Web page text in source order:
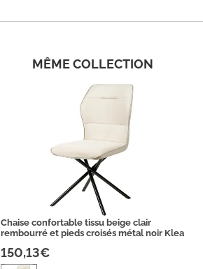
MÊME COLLECTION
Chaise confortable tissu beige clair
rembourré et pieds croisés métal noir Klea
150,13€